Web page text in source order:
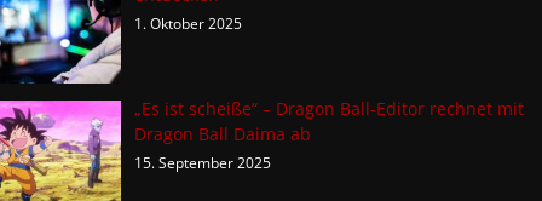
1. Oktober 2025
„Es ist scheiße“ – Dragon Ball-Editor rechnet mit
Dragon Ball Daima ab
15. September 2025